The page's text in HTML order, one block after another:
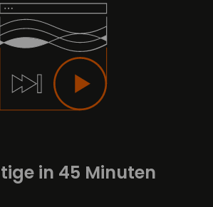
in 45 Minuten